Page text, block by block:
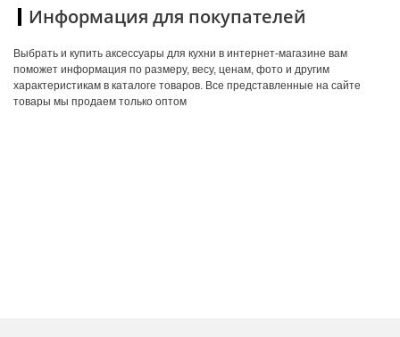
Информация для покупателей
Выбрать и купить аксессуары для кухни в интернет-магазине вам
поможет информация по размеру, весу, ценам, фото и другим
характеристикам в каталоге товаров. Все представленные на сайте
товары мы продаем только оптом